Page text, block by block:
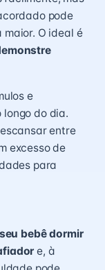
pode
O ideal é
e
do dia.
entre
excesso de
para
bebê dormir
e, à